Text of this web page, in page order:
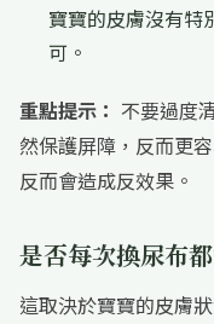
寶寶的皮膚沒有特
可。
重點提示： 不要過度
然保護屏障，反而更
反而會造成反效果。
是否每次換尿布
這取決於寶寶的皮膚